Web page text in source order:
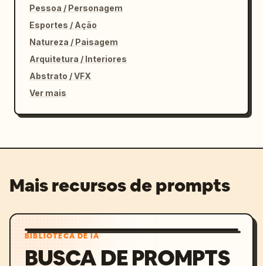
Pessoa / Personagem
Esportes / Ação
Natureza / Paisagem
Arquitetura / Interiores
Abstrato / VFX
Ver mais
Mais recursos de prompts
BIBLIOTECA DE IA
BUSCA DE PROMPTS